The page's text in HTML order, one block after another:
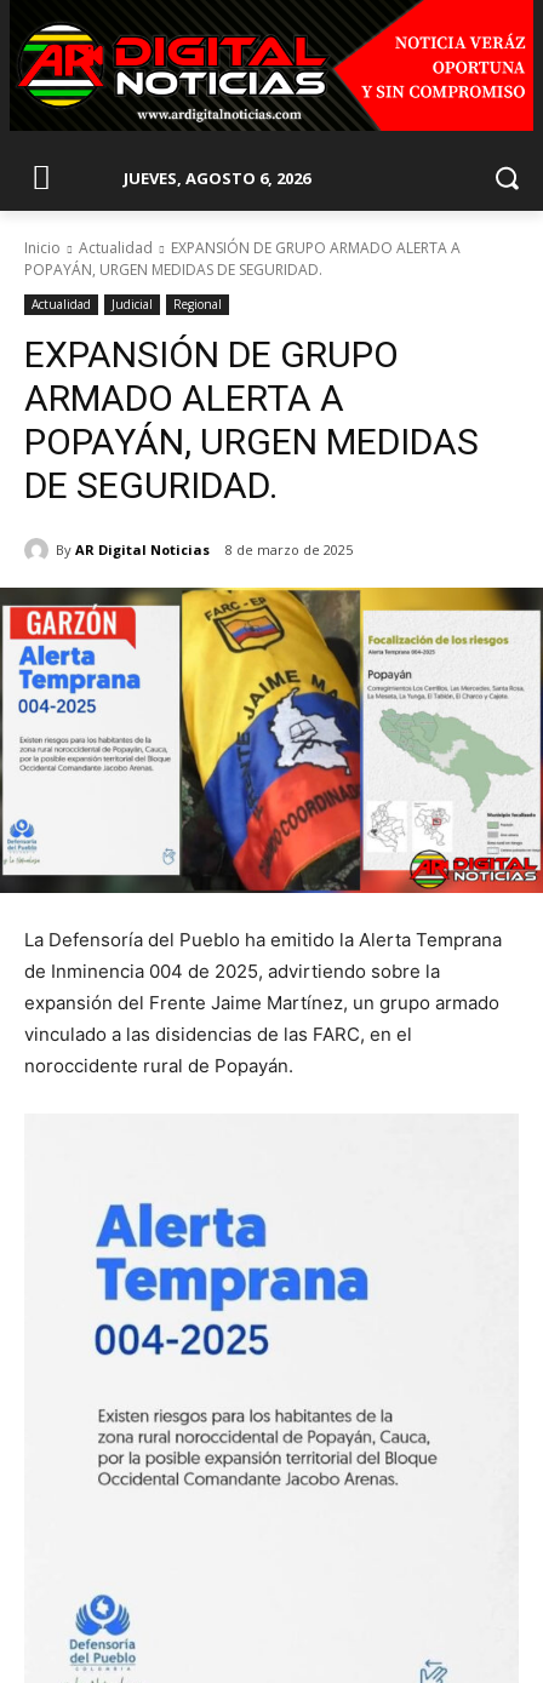
JUEVES, AGOSTO 6, 2026
Inicio Actualidad
EXPANSIÓN DE GRUPO ARMADO ALERTA A
POPAYÁN, URGEN MEDIDAS DE SEGURIDAD.
Actualidad Judicial Regional
EXPANSIÓN DE GRUPO
ARMADO ALERTA A
POPAYÁN, URGEN MEDIDAS
DE SEGURIDAD.
By AR Digital Noticias 8 de marzo de 2025
La Defensoría del Pueblo ha emitido la Alerta Temprana
de Inminencia 004 de 2025, advirtiendo sobre la
expansión del Frente Jaime Martínez, un grupo armado
vinculado a las disidencias de las FARC, en el
noroccidente rural de Popayán.